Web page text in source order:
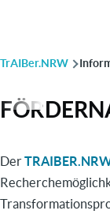
TrAIBer.NRW
Der